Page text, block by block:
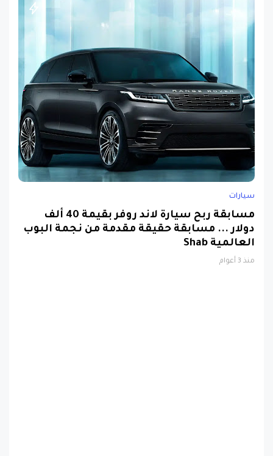
سيارات
مسابقة ربح سيارة لاند روفر بقيمة 40 ألف
دولار ... مسابقة حقيقة مقدمة من نجمة البوب
العالمية Shab
منذ 3 أعوام